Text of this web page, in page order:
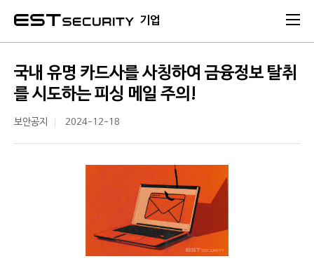
기업
국내 유명 카드사를 사칭하여 금융정보 탈취
를 시도하는 피싱 메일 주의!
보안공지 2024-12-18